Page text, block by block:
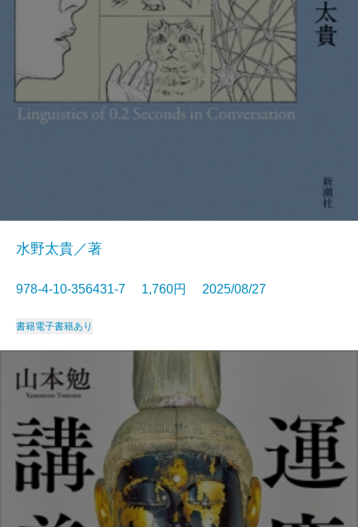
水野太貴／著
978-4-10-356431-7 1,760円 2025/08/27
書籍電子書籍あり